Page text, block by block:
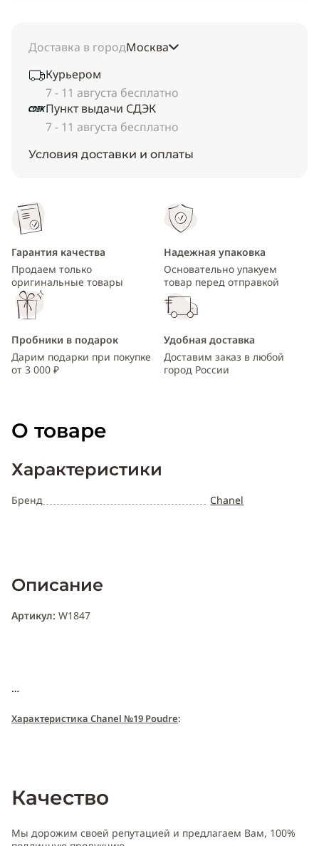
Доставка в городМосква
Курьером
7 - 11 августа бесплатно
Пункт выдачи СДЭК
7 - 11 августа бесплатно
Условия доставки и оплаты
Гарантия качества
Продаем только
оригинальные товары
Надежная упаковка
Основательно упакуем
товар перед отправкой
Пробники в подарок
Дарим подарки при покупке
от 3 000 ₽
Удобная доставка
Доставим заказ в любой
город России
О товаре
Характеристики
Бренд Chanel
Описание
Артикул: W1847
Характеристика Chanel №19 Poudre:
Качество
Мы дорожим своей репутацией и предлагаем Вам, 100%